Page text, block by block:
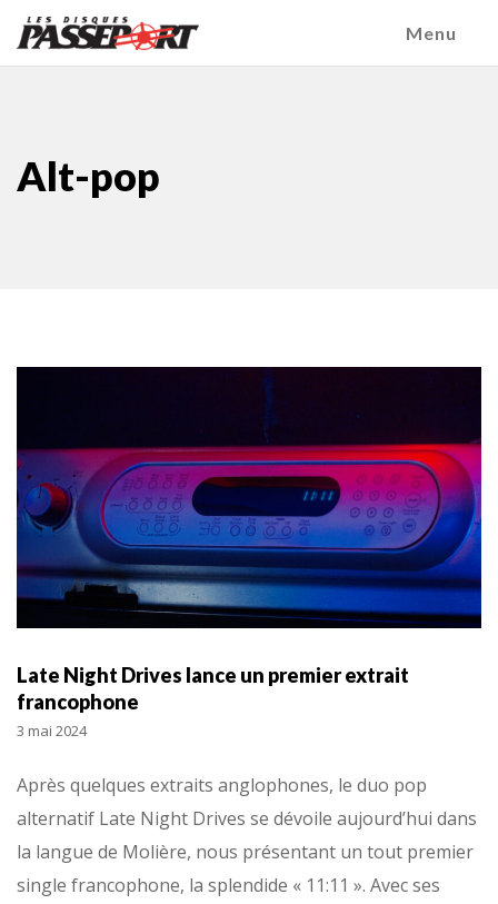
Menu
Alt-pop
Late Night Drives lance un premier extrait
francophone
3 mai 2024
Après quelques extraits anglophones, le duo pop
alternatif Late Night Drives se dévoile aujourd’hui dans
la langue de Molière, nous présentant un tout premier
single francophone, la splendide « 11:11 ». Avec ses